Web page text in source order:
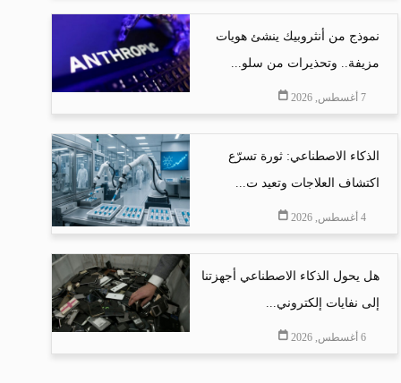
نموذج من أنثروبيك ينشئ هويات
مزيفة.. وتحذيرات من سلو...
7 أغسطس, 2026
الذكاء الاصطناعي: ثورة تسرّع
اكتشاف العلاجات وتعيد ت...
4 أغسطس, 2026
هل يحول الذكاء الاصطناعي أجهزتنا
إلى نفايات إلكتروني...
6 أغسطس, 2026